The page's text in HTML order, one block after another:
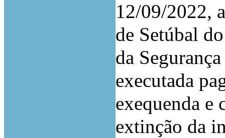
12/09/2022,
de Setúbal
da
executada
exequenda e
extinção da